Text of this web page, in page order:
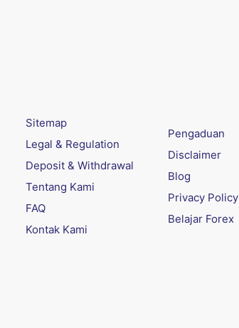
Sitemap
Legal & Regulation
Deposit & Withdrawal
Tentang Kami
FAQ
Kontak Kami
Pengaduan
Disclaimer
Blog
Privacy Policy
Belajar Forex